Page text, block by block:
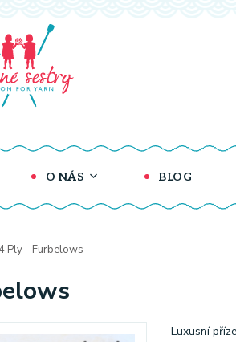
O NÁS BLOG
Ply - Furbelows
Luxusní